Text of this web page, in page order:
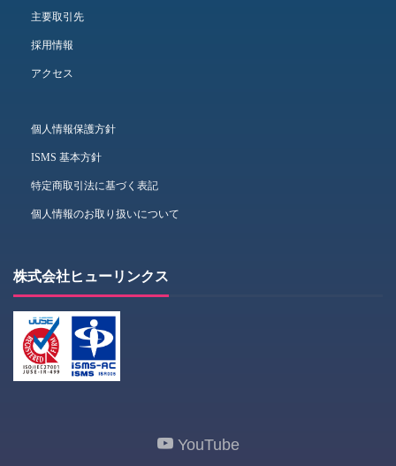
主要取引先
採用情報
アクセス
個人情報保護方針
ISMS 基本方針
特定商取引法に基づく表記
個人情報のお取り扱いについて
株式会社ヒューリンクス
YouTube